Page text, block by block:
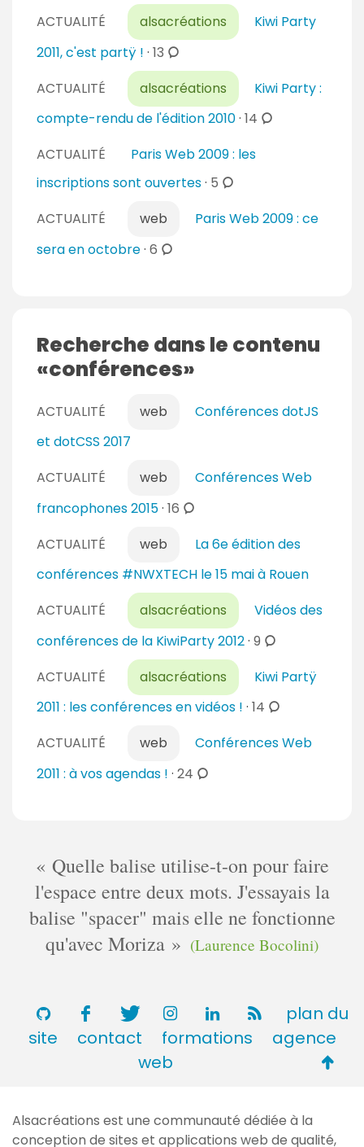
i
n
e
m
n
a
s
ACTUALITÉ alsacréations
Kiwi Party
2011, c'est partÿ ! · 13 c
o
m
m
n
i
e
ACTUALITÉ alsacréations
Kiwi Party :
compte-rendu de l'édition 2010· 14 c
n
s
ACTUALITÉ
Paris Web 2009 : les
inscriptions sont ouvertes· 5 c
m
i
s
ACTUALITÉ web
Paris Web 2009 : ce
sera en octobre· 6 c
n
t
i
s
Recherche dans le contenu
conférences
ACTUALITÉ web
Conférences dotJS
et dotCSS 2017
ACTUALITÉ
web
Conférences Web
francophones 2015· 16 c
m
e
n
t
a
i
e
ACTUALITÉ web
La 6e édition des
conférences #NWXTECH le 15 mai à Rouen
ACTUALITÉ
alsacréations
Vidéos des
conférences de la KiwiParty 2012· 9 c
m
m
n
s
ACTUALITÉ alsacréations
Kiwi Partÿ
2011 : les conférences en vidéos ! · 14 c
m
i
r
s
ACTUALITÉ web
Conférences Web
2011 : à vos agendas ! · 24 c
n
t
a
r
Quelle balise utilise-t-on pour faire
l'espace entre deux mots. J'essayais la
balise "spacer" mais elle ne fonctionne
qu'avec Moriza
(Laurence Bocolini)
plan du
site
contact formations
agence
web
de
Alsacréations est une communauté dédiée à la
conception de sites et applications web de qualité,